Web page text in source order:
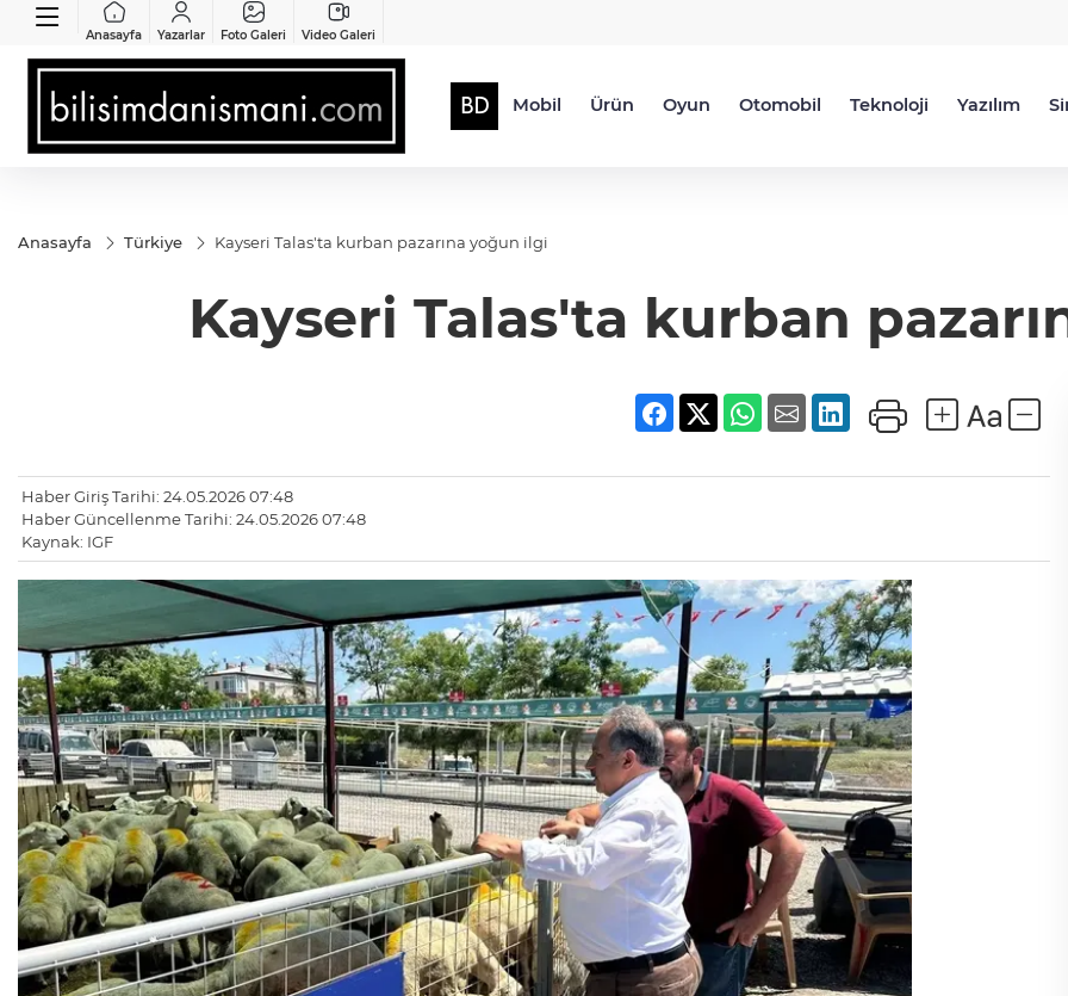
Anasayfa Yazarlar Foto Galeri Video Galeri
Mobil Ürün Oyun Otomobil Teknoloji Yazılım
Anasayfa Türkiye Kayseri Talas'ta kurban pazarına yoğun ilgi
Kayseri Talas'ta kurban
Haber Giriş Tarihi: 24.05.2026 07:48
Haber Güncellenme Tarihi: 24.05.2026 07:48
Kaynak: IGF